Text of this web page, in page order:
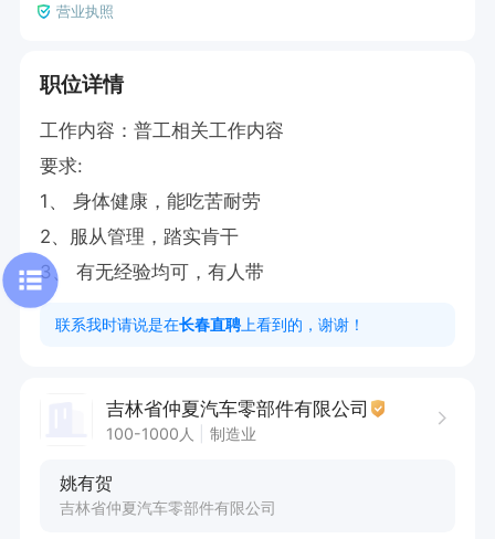
营业执照
职位详情
工作内容：普工相关工作内容
要求:
1、 身体健康，能吃苦耐劳
2、服从管理，踏实肯干
3、 有无经验均可，有人带
联系我时请说是在长春直聘 上看到的，谢谢！
吉林省仲夏汽车零部件有限公司
100-1000人 制造业
姚有贺
吉林省仲夏汽车零部件有限公司